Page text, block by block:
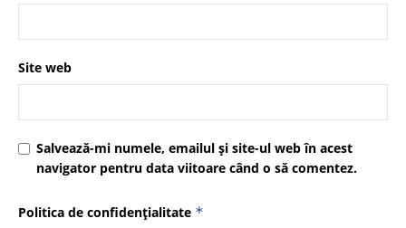
Site web
Salvează-mi numele, emailul și site-ul web în acest
navigator pentru data viitoare când o să comentez.
Politica de confidențialitate *